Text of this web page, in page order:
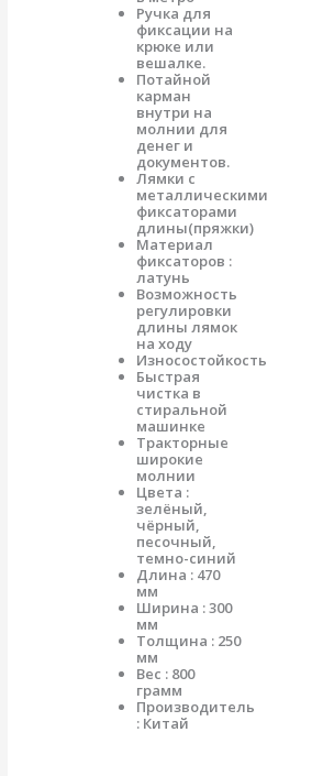
Ручка для
фиксации на
крюке или
вешалке.
Потайной
карман
внутри на
молнии для
денег и
документов.
Лямки с
металлическими
фиксаторами
длины(пряжки)
Материал
фиксаторов :
латунь
Возможность
регулировки
длины лямок
на ходу
Износостойкость
Быстрая
чистка в
стиральной
машинке
Тракторные
широкие
молнии
Цвета :
зелёный,
чёрный,
песочный,
темно-синий
Длина : 470
мм
Ширина : 300
мм
Толщина : 250
мм
Вес : 800
грамм
Производитель
: Китай